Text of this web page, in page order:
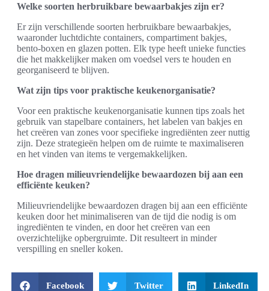
Welke soorten herbruikbare bewaarbakjes zijn er?
Er zijn verschillende soorten herbruikbare bewaarbakjes,
waaronder luchtdichte containers, compartiment bakjes,
bento-boxen en glazen potten. Elk type heeft unieke functies
die het makkelijker maken om voedsel vers te houden en
georganiseerd te blijven.
Wat zijn tips voor praktische keukenorganisatie?
Voor een praktische keukenorganisatie kunnen tips zoals het
gebruik van stapelbare containers, het labelen van bakjes en
het creëren van zones voor specifieke ingrediënten zeer nuttig
zijn. Deze strategieën helpen om de ruimte te maximaliseren
en het vinden van items te vergemakkelijken.
Hoe dragen milieuvriendelijke bewaardozen bij aan een
efficiënte keuken?
Milieuvriendelijke bewaardozen dragen bij aan een efficiënte
keuken door het minimaliseren van de tijd die nodig is om
ingrediënten te vinden, en door het creëren van een
overzichtelijke opbergruimte. Dit resulteert in minder
verspilling en sneller koken.
Facebook Twitter LinkedIn